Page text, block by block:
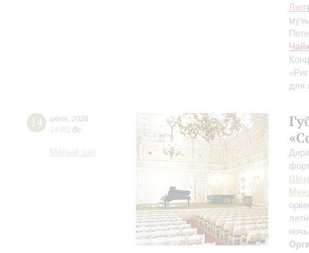
для
14 июня 2026
14:00 Вс
Малый зал